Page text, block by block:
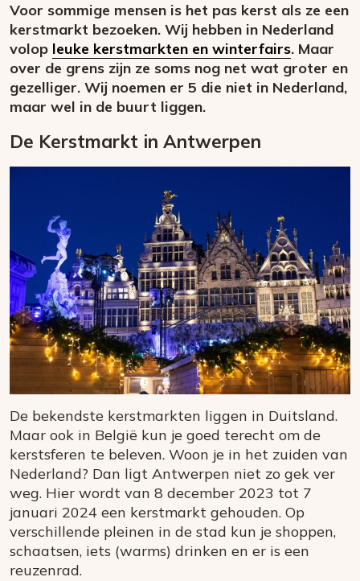
Voor sommige mensen is het pas kerst als ze een
kerstmarkt bezoeken. Wij hebben in Nederland
volop leuke kerstmarkten en winterfairs. Maar
over de grens zijn ze soms nog net wat groter en
gezelliger. Wij noemen er 5 die niet in Nederland,
maar wel in de buurt liggen.
De Kerstmarkt in Antwerpen
De bekendste kerstmarkten liggen in Duitsland.
Maar ook in België kun je goed terecht om de
kerstsferen te beleven. Woon je in het zuiden van
Nederland? Dan ligt Antwerpen niet zo gek ver
weg. Hier wordt van 8 december 2023 tot 7
januari 2024 een kerstmarkt gehouden. Op
verschillende pleinen in de stad kun je shoppen,
schaatsen, iets (warms) drinken en er is een
reuzenrad.